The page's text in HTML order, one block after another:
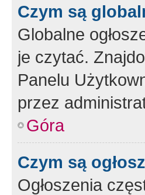
Czym są
Globalne
je czytać.
Panelu
przez
Góra
Czym są
Ogłoszenia